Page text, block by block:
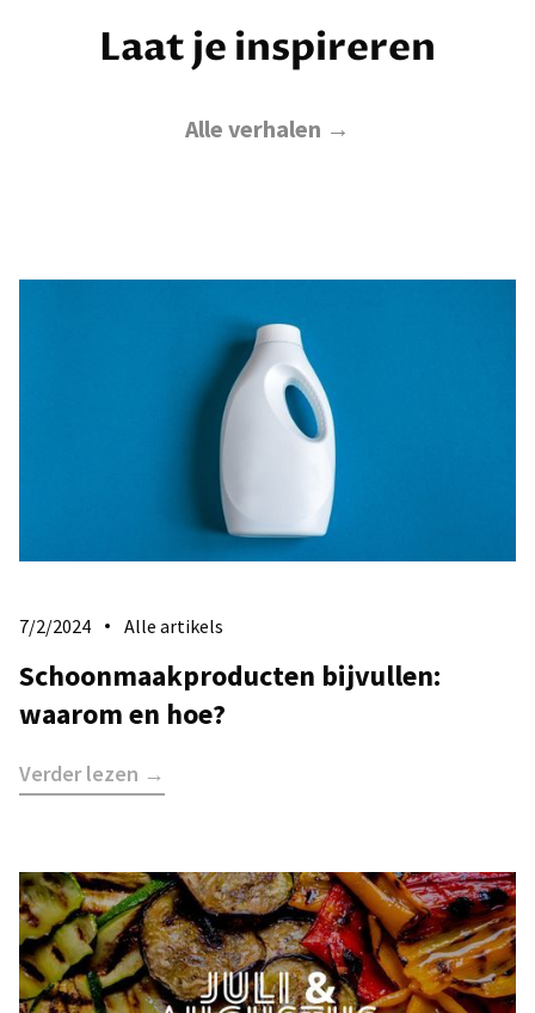
Laat je inspireren
Alle verhalen →
7/2/2024 Alle artikels
Schoonmaakproducten bijvullen:
waarom en hoe?
Verder lezen →